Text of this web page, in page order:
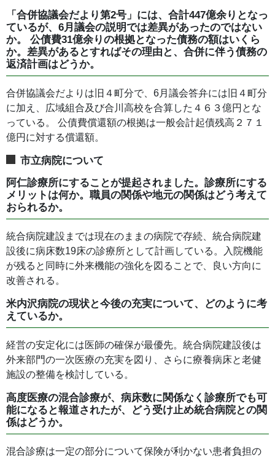
「合併協議会だより第2号」には、合計447億余りとなっ
ているが、6月議会の説明では差異があったのではない
か。 公債費31億余りの根拠となった債務の額はいくら
か。差異があるとすればその理由と、合併に伴う債務の
返済計画はどうか。
合併協議会だよりは旧４町分で、6月議会答弁には旧４町分
に加え、広域組合及び合川高校を合算した４６３億円とな
っている。 公債費償還額の根拠は一般会計起債残高２７１
億円に対する償還額。
市立病院について
阿仁診療所にすることが提起されました。診療所にする
メリットは何か。職員の関係や地元の関係はどう考えて
おられるか。
統合病院建設までは現在のままの病院で存続、統合病院建
設後に病床数19床の診療所として計画している。入院機能
が残ると同時に外来機能の強化を図ることで、良い方向に
改善される。
米内沢病院の現状と今後の充実について、どのように考
えているか。
経営の安定化には医師の確保が最優先。統合病院建設後は
外来部門の一次医療の充実を図り、さらに療養病床と老健
施設の整備を検討している。
高度医療の混合診療が、病床数に関係なく診療所でも可
能になると報道されたが、どう受け止め統合病院との関
係はどうか。
混合診療は一定の部分について保険が利かない患者負担の